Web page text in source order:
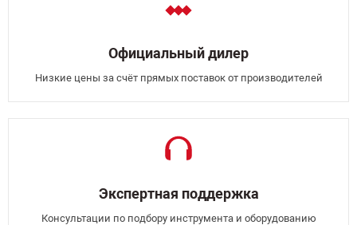
Официальный дилер
Низкие цены за счёт прямых поставок от производителей
Экспертная поддержка
Консультации по подбору инструмента и оборудованию